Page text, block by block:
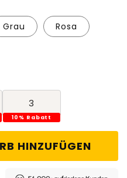
Grau Rosa
3
10% Rabatt
HINZUFÜGEN